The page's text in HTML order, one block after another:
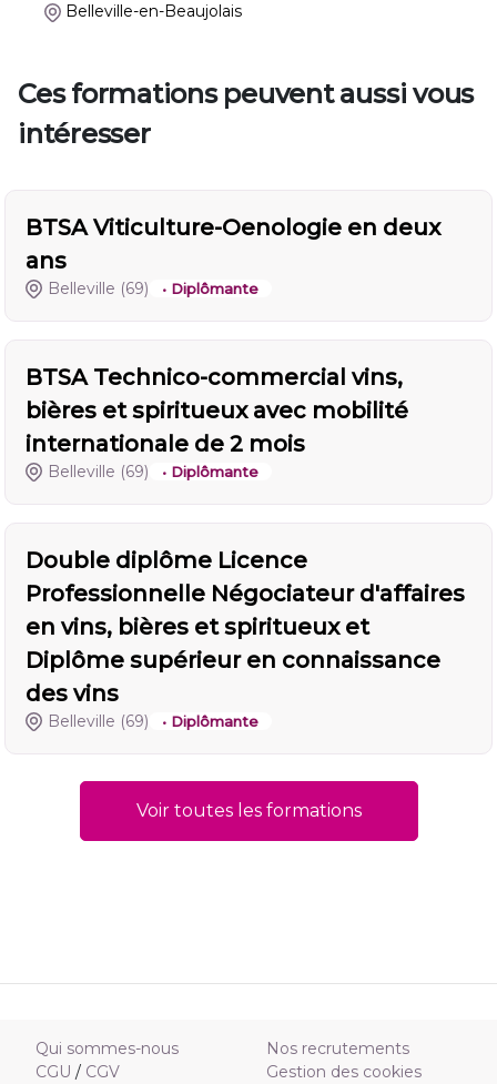
Belleville-en-Beaujolais
Ces formations peuvent aussi vous
intéresser
BTSA Viticulture-Oenologie en deux
ans
Belleville (69) • Diplômante
BTSA Technico-commercial vins,
bières et spiritueux avec mobilité
internationale de 2 mois
Belleville (69) • Diplômante
Double diplôme Licence
Professionnelle Négociateur d'affaires
en vins, bières et spiritueux et
Diplôme supérieur en connaissance
des vins
Belleville (69) • Diplômante
Voir toutes les formations
Qui sommes-nous
CGU / CGV
Nos recrutements
Gestion des cookies